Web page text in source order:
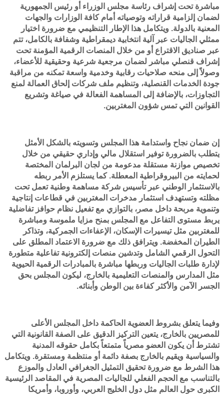
مباشرة تحت إشراف رئاسة مجلس الوزراء أو رئيس الجمهورية
لضمان إلزامية قراراته وتوصياته أمام كافة الوزارات والجهات
المعنية بالدولة. ويتكامل هذا الإطار التنظيمي مع ضرورة اختيار
ممثلي الجاليات عبر آلية انتخابية ديمقراطية وشفافة بالكامل، تتم
عبر صناديق الاقتراع أو من خلال المنصات الرقمية المؤمنة تحت
إشراف قنصلي مباشر لضمان مرجعية شرعية وحقيقية للأعضاء،
وصولاً إلى منحه صلاحيات رقابية وخدمية واسعة تمكنه من مراقبة
جودة الخدمات القنصلية، وتنظيم ملف شركات إلحاق العمالة لمنع
التجاوزات، بالإضافة إلى المساهمة الفعالة في صياغة وتشريع
القوانين التي تمس شؤون المغتربين.
إن ضمان نجاح واستدامة هذا المجلس وتسويته بالشكل الأمثل
يتطلب بالضرورة توفير استقلال مالي وإداري حقيقي من خلال
تخصيص موازنة مستقلة مدعومة من لجان البرلمان المختصة
لحمايته من البيروقراطية المعطلة. كما يستلزم الأمر ربطه
بالاستثمار الوطني عبر تأسيس شركة مساهمة وطنية تعمل تحت
مظلته وتستهدف استثمار مدخرات المغتربين في قطاعات إنتاجية
وتنموية مربحة داخل مصر، بالتوازي مع تفعيل نظام حوافز تفاضلية
يربط مستوى التفاعل مع المجلس بمنح مزايا ملموسة ومباشرة
للمغتربين مثل تيسيرات الإسكان، الإعفاءات الجمركية، وتذاكر
الطيران المخفضة. ويترافق ذلك مع ضرورة الاعتماد المطلق على
التحول الرقمي الشامل وتدشين منصات إلكترونية تفاعلية متطورة
لإدارة طلبات الجاليات وربطها مباشرة بالمبادرات الرقمية الحيوية
مثل المدارس والمنصات التعليمية بالخارج، ليكون المجلس بحق
الجسر الآمن والأكثر كفاءة بين الوطن وأبنائه.
وفيما يتعلق بشروط العضوية الحاكمة داخل المجلس الأعلى
للمصريين بالخارج، يتعين التركيز الدقيق على الصفة القانونية التي
تشترط أن يكون العضو مصرياً متمتعاً بكامل حقوقه المدنية
والسياسية ويقيم بالخارج بصفة دائمة أو منتظمة ومستقرة. ويتكامل
هذا الشرط مع ضرورة تحقيق التمثيل الجغرافي العادل والموزع
بالتناسب مع الحجم الفعلي للجاليات المصرية في المقاصد الرئيسية
الكبرى حول العالم مثل دول الخليج العربي، وأوروبا، وأمريكا